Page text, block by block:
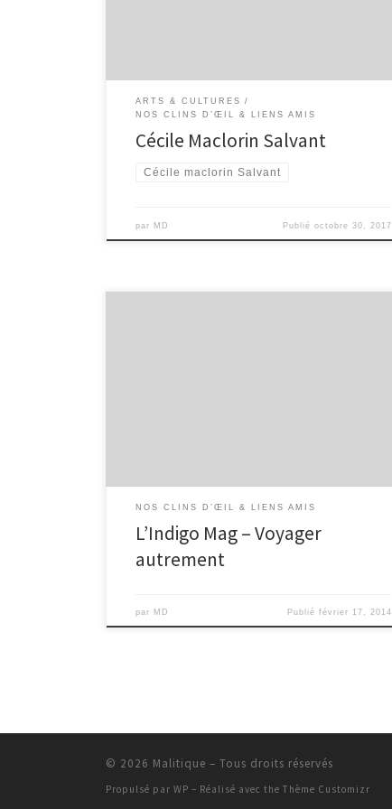
ARTS & CULTURES
NOS CLINS D’ŒIL & LIENS AMIS
Cécile Maclorin Salvant
Cécile maclorin Salvant
par MD Publié octobre 30, 2017
NOS CLINS D’ŒIL & LIENS AMIS
L’Indigo Mag – Voyager
autrement
par MD Publié février 17, 2014
© 2026 Malitique – Tous droits réservés
Propulsé par WP – Réalisé avec the Thème Customizr